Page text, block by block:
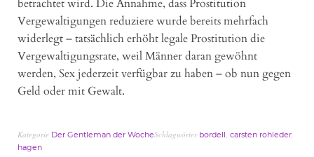
betrachtet wird. Die Annahme, dass Prostitution
Vergewaltigungen reduziere wurde bereits mehrfach
widerlegt – tatsächlich erhöht legale Prostitution die
Vergewaltigungsrate, weil Männer daran gewöhnt
werden, Sex jederzeit verfügbar zu haben – ob nun gegen
Geld oder mit Gewalt.
Kategorie Der Gentleman der WocheSchlagwörter bordell carsten rohleder
hagen